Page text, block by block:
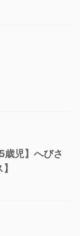
歳児】へびさ